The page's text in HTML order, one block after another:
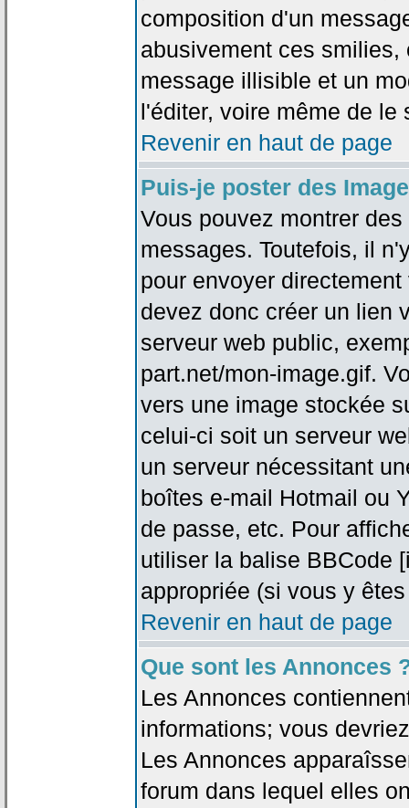
composition d'un
abusivement ces
message illisible et un
l'éditer, voire même de le
Revenir en haut de page
Puis-je poster des
Vous pouvez montrer
messages. Toutefois, il
pour envoyer
devez donc créer un lien
serveur web public,
part.net/mon-image.gif.
vers une image stockée
celui-ci soit un serveur
un serveur nécessitant
boîtes e-mail Hotmail ou
de passe, etc. Pour
utiliser la balise BBCode
appropriée (si vous y
Revenir en haut de page
Que sont les Annonces
Les Annonces
informations; vous
Les Annonces
forum dans lequel elles